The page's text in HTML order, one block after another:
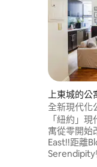
上東城的公
全新現代化
「紐約」
寓從零開始
East!!距離
Serendipity